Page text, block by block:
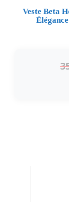
Veste Beta